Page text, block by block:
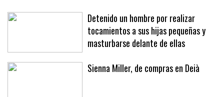
Detenido un hombre por realizar
tocamientos a sus hijas pequeñas y
masturbarse delante de ellas
Sienna Miller, de compras en Deià